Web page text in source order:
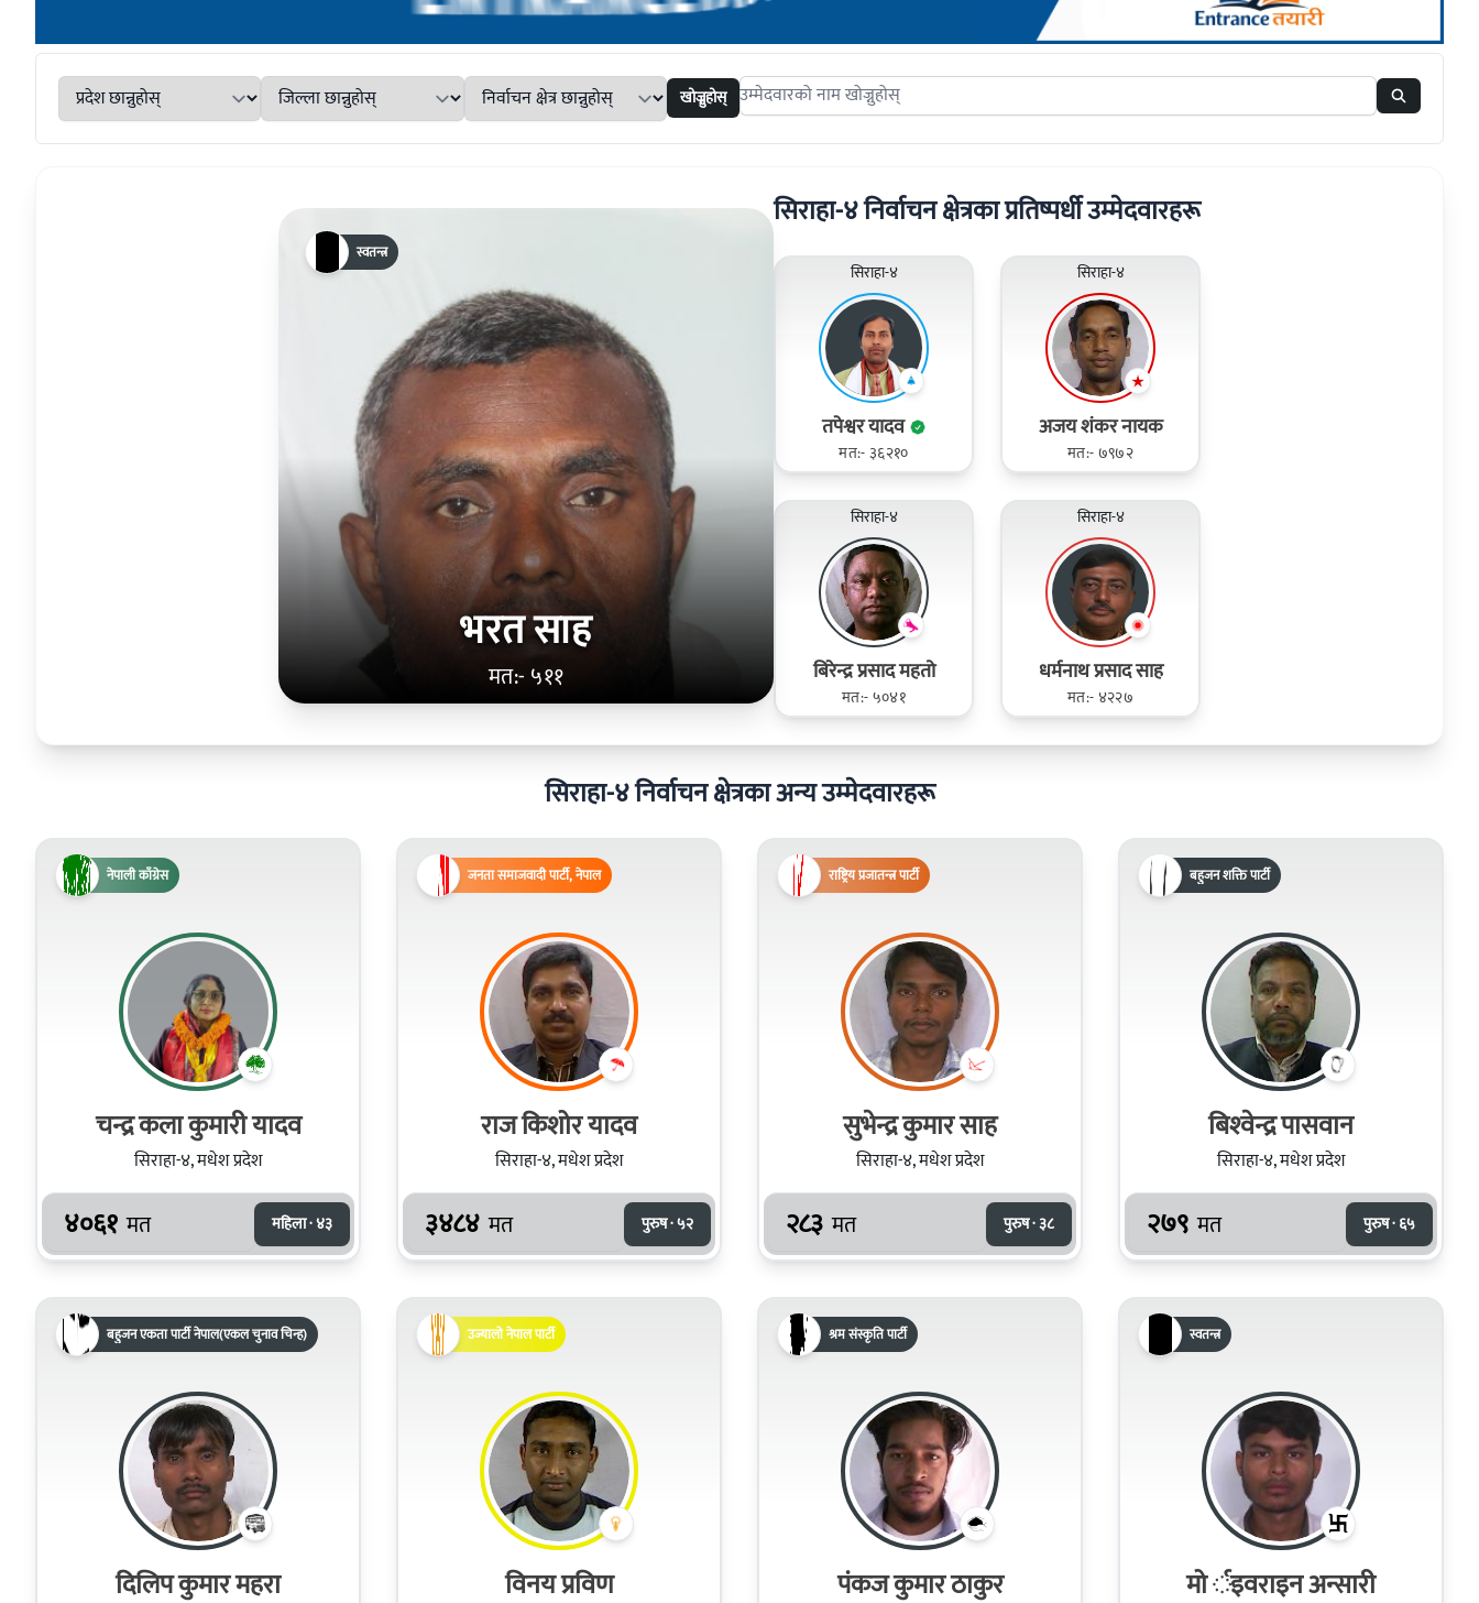
खोज्नुहोस् Search candidates
भरत साह
मत:- ५११
स्वतन्त्र
सिराहा-४ निर्वाचन क्षेत्रका प्रतिष्पर्धी उम्मेदवारहरू
सिराहा-४
तपेश्वर यादव
मत:- ३६२१०
सिराहा-४
अजय शंकर नायक
मत:- ७९७२
सिराहा-४
बिरेन्द्र प्रसाद महतो
मत:- ५०४१
सिराहा-४
धर्मनाथ प्रसाद साह
मत:- ४२२७
सिराहा-४ निर्वाचन क्षेत्रका अन्य उम्मेदवारहरू
नेपाली काँग्रेस
चन्द्र कला कुमारी यादव
सिराहा-४, मधेश प्रदेश
४०६१ मत महिला · ४३
जनता समाजवादी पार्टी, नेपाल
राज किशोर यादव
सिराहा-४, मधेश प्रदेश
३४८४ मत पुरुष · ५२
राष्ट्रिय प्रजातन्त्र पार्टी
सुभेन्द्र कुमार साह
सिराहा-४, मधेश प्रदेश
२८३ मत पुरुष · ३८
बहुजन शक्ति पार्टी
बिश्‍वेन्द्र पासवान
सिराहा-४, मधेश प्रदेश
२७९ मत पुरुष · ६५
बहुजन एकता पार्टी नेपाल(एकल चुनाव चिन्ह)
दिलिप कुमार महरा
उज्यालो नेपाल पार्टी
विनय प्रविण
श्रम संस्कृति पार्टी
पंकज कुमार ठाकुर
स्वतन्त्र
मो र्इवराइन अन्सारी